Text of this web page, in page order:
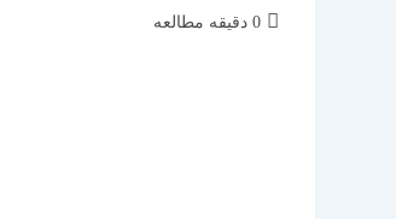
زمان
0 دقیقه مطالعه